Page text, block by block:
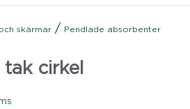
skärmar / Pendlade absorbenter
cirkel